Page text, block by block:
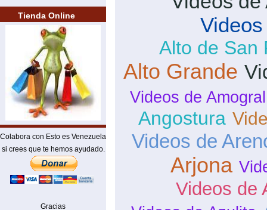
Tienda Online
Colabora con Esto es Venezuela
si crees que te hemos ayudado.
Gracias
Alto de San
Alto Grande
Videos de Amogral
Angostura
Videos de
Arjona
Videos de